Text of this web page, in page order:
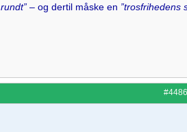
– og dertil måske en ”trosfrihedens